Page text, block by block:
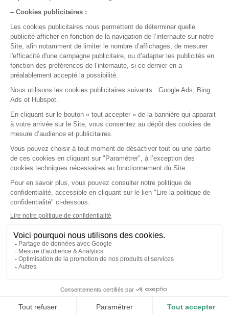
Médecin spécialiste
Paramédicaux
Maisons de santé
Centre de santé
Fournisseurs
Nos solutions
Fonctionnalités
Application mobile
A propos
Notre société
Nos agréments
Nos partenaires
Le logiciel
Contact
Test gratuit
©2026Dr Santé • Tous droits réservés •